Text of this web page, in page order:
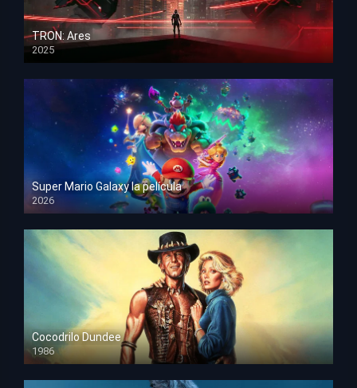
TRON: Ares
2025
HD 1080p
Super Mario Galaxy la película
2026
HD 1080p
Cocodrilo Dundee
1986
HD 1080p